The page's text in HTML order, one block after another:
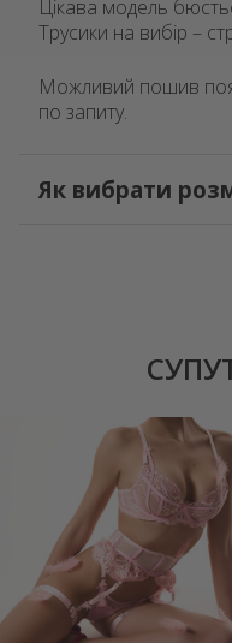
Цікава модель
Трусики на вибір –
Можливий пошив
по запиту.
Як вибрати
AED